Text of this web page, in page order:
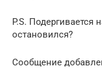
P.S. Подергивается
остановился?
Сообщение